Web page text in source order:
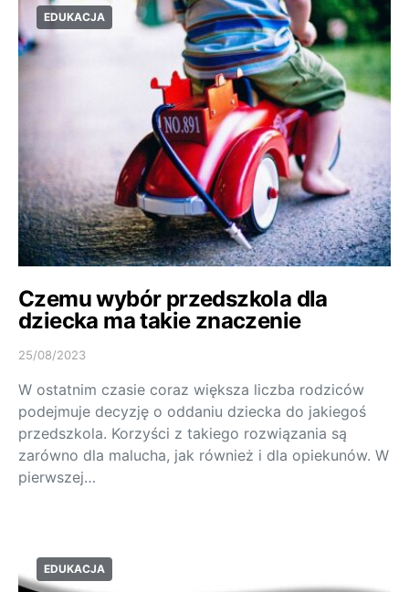
EDUKACJA
Czemu wybór przedszkola dla
dziecka ma takie znaczenie
25/08/2023
W ostatnim czasie coraz większa liczba rodziców
podejmuje decyzję o oddaniu dziecka do jakiegoś
przedszkola. Korzyści z takiego rozwiązania są
zarówno dla malucha, jak również i dla opiekunów. W
pierwszej…
EDUKACJA